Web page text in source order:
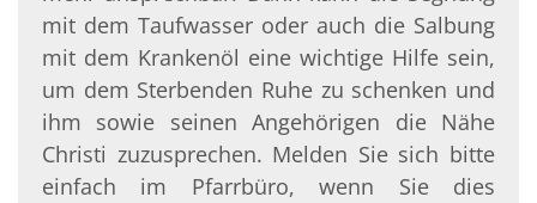
mit dem Taufwasser oder auch die Salbung
mit dem Krankenöl eine wichtige Hilfe sein,
um dem Sterbenden Ruhe zu schenken und
ihm sowie seinen Angehörigen die Nähe
Christi zuzusprechen. Melden Sie sich bitte
einfach im Pfarrbüro, wenn Sie dies